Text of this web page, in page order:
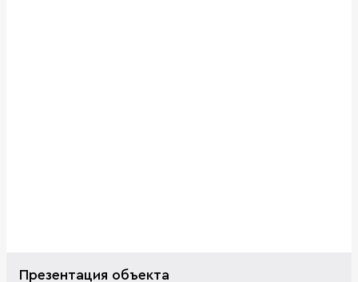
Презентация объекта